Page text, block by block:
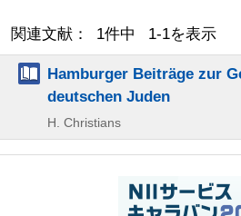
関連文献： 1件中 1-1を表示
Hamburger Beiträge zur
deutschen Juden
H. Christians